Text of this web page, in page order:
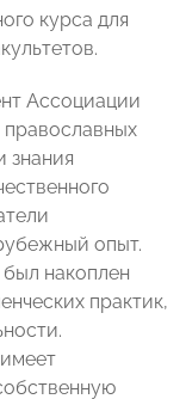
курса для
Ассоциации
знания
опыт.
накоплен
практик,